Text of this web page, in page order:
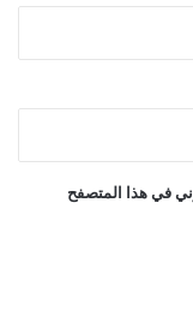
في هذا المتصفح